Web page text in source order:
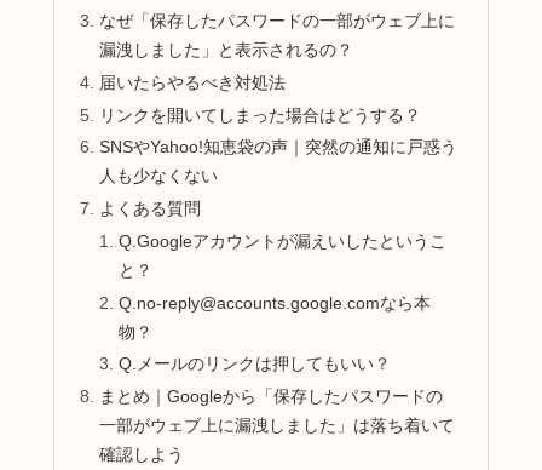
なぜ「保存したパスワードの一部がウェブ上に
漏洩しました」と表示されるの？
届いたらやるべき対処法
リンクを開いてしまった場合はどうする？
SNSやYahoo!知恵袋の声｜突然の通知に戸惑う
人も少なくない
よくある質問
Q.Googleアカウントが漏えいしたというこ
と？
Q.no-reply@accounts.google.comなら本
物？
Q.メールのリンクは押してもいい？
まとめ｜Googleから「保存したパスワードの
一部がウェブ上に漏洩しました」は落ち着いて
確認しよう